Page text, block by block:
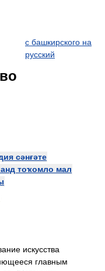
с башкирского на
русский
сәнғәте
тоҡомло мал
искусства
главным